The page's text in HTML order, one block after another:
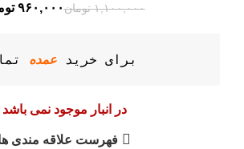
۱,۱۰۰,۰۰۰ تومان۹۶۰,۰۰۰
برای خرید عمده
در انبار موجود نمی باشد
فهرست علاقه مندی